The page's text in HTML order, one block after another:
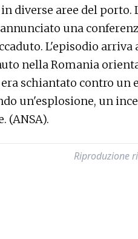
diverse aree del porto.
una
L'episodio arriva
nella Romania
schiantato contro un
un'esplosione, un
(ANSA).
Riproduzione